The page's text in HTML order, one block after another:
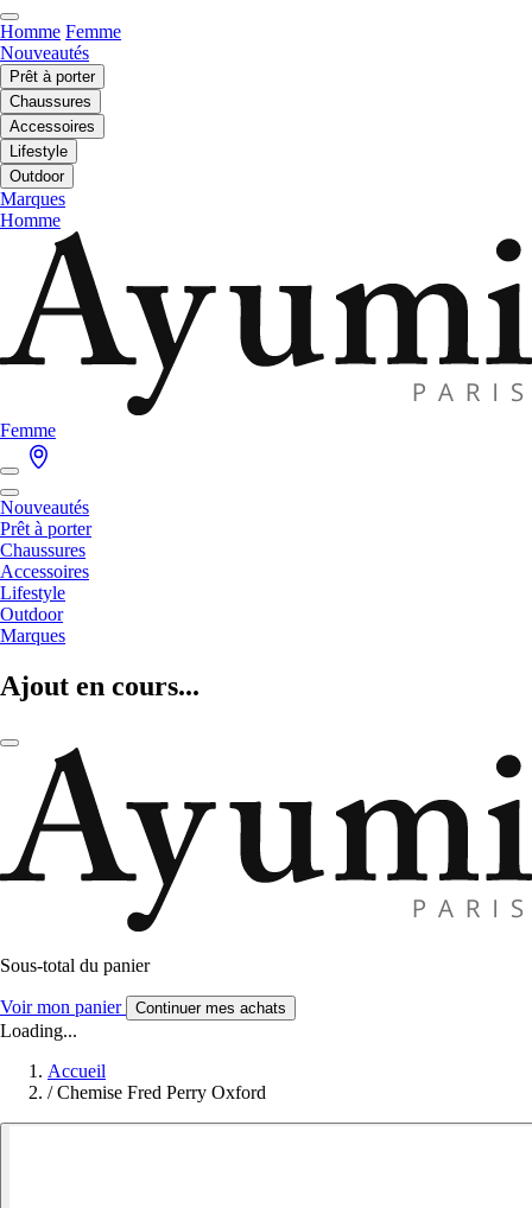
Homme Femme
Nouveautés
Prêt à porter
Chaussures
Accessoires
Lifestyle
Outdoor
Marques
Homme
Femme
Nouveautés
Prêt à porter
Chaussures
Accessoires
Lifestyle
Outdoor
Marques
Ajout en cours...
Sous-total du panier
Voir mon panier Continuer mes achats
Loading...
Accueil
/ Chemise Fred Perry Oxford